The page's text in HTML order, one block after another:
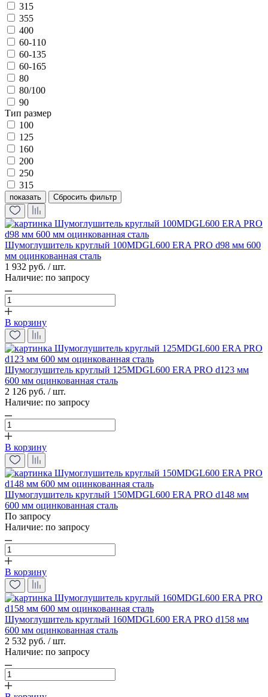
315
355
400
60-110
60-135
60-165
80
80/100
90
Тип размер
100
125
160
200
250
315
показать
Шумоглушитель круглый 100MDGL600 ERA PRO d98 мм 600
мм оцинкованная сталь
1 932 руб. / шт.
Наличие: по запросу
В корзину
Шумоглушитель круглый 125MDGL600 ERA PRO d123 мм
600 мм оцинкованная сталь
2 126 руб. / шт.
Наличие: по запросу
В корзину
Шумоглушитель круглый 150MDGL600 ERA PRO d148 мм
600 мм оцинкованная сталь
По запросу
Наличие: по запросу
В корзину
Шумоглушитель круглый 160MDGL600 ERA PRO d158 мм
600 мм оцинкованная сталь
2 532 руб. / шт.
Наличие: по запросу